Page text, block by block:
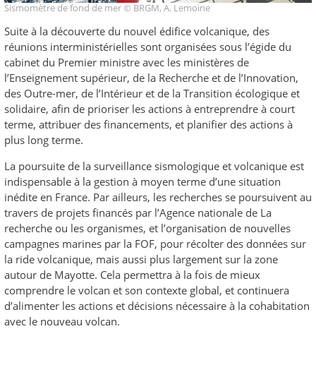
Sismomètre de fond de mer © BRGM, A. Lemoine
Suite à la découverte du nouvel édifice volcanique, des
réunions interministérielles sont organisées sous l’égide du
cabinet du Premier ministre avec les ministères de
l’Enseignement supérieur, de la Recherche et de l’Innovation,
des Outre-mer, de l’Intérieur et de la Transition écologique et
solidaire, afin de prioriser les actions à entreprendre à court
terme, attribuer des financements, et planifier des actions à
plus long terme.
La poursuite de la surveillance sismologique et volcanique est
indispensable à la gestion à moyen terme d’une situation
inédite en France. Par ailleurs, les recherches se poursuivent au
travers de projets financés par l’Agence nationale de La
recherche ou les organismes, et l’organisation de nouvelles
campagnes marines par la FOF, pour récolter des données sur
la ride volcanique, mais aussi plus largement sur la zone
autour de Mayotte. Cela permettra à la fois de mieux
comprendre le volcan et son contexte global, et continuera
d’alimenter les actions et décisions nécessaire à la cohabitation
avec le nouveau volcan.